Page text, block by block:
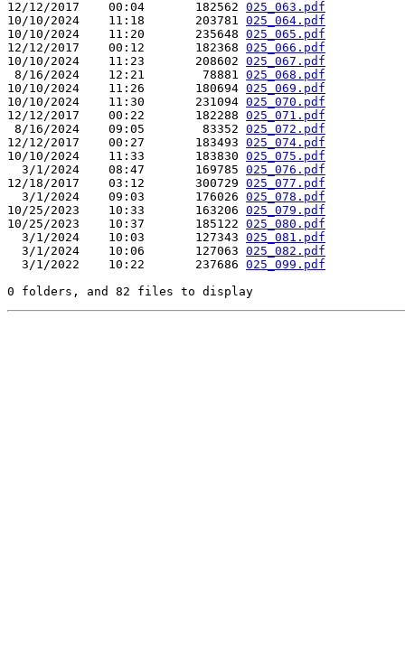
12/12/2017    00:04       182562 025_063.pdf
10/10/2024    11:18       203781 025_064.pdf
10/10/2024    11:20       235648 025_065.pdf
12/12/2017    00:12       182368 025_066.pdf
10/10/2024    11:23       208602 025_067.pdf
8/16/2024    12:21        78881 025_068.pdf
10/10/2024    11:26       180694 025_069.pdf
10/10/2024    11:30       231094 025_070.pdf
12/12/2017    00:22       182288 025_071.pdf
8/16/2024    09:05        83352 025_072.pdf
12/12/2017    00:27       183493 025_074.pdf
10/10/2024    11:33       183830 025_075.pdf
3/1/2024    08:47       169785 025_076.pdf
12/18/2017    03:12       300729 025_077.pdf
3/1/2024    09:03       176026 025_078.pdf
10/25/2023    10:33       163206 025_079.pdf
10/25/2023    10:37       185122 025_080.pdf
3/1/2024    10:03       127343 025_081.pdf
3/1/2024    10:06       127063 025_082.pdf
3/1/2022    10:22       237686 025_099.pdf
0 folders, and 82 files to display